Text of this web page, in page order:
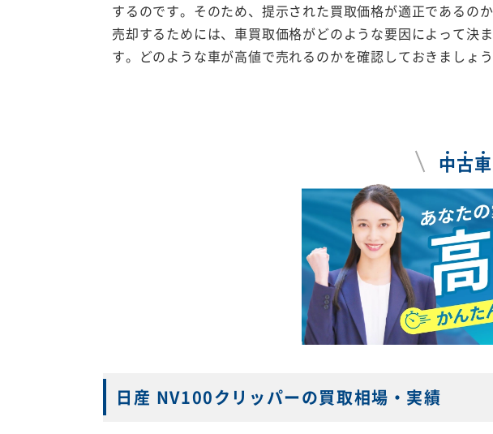
するのです。そのため、提示された買取価格が適正であるの
売却するためには、車買取価格がどのような要因によって決
す。どのような車が高値で売れるのかを確認しておきましょう
中古車
日産 NV100クリッパーの買取相場・実績